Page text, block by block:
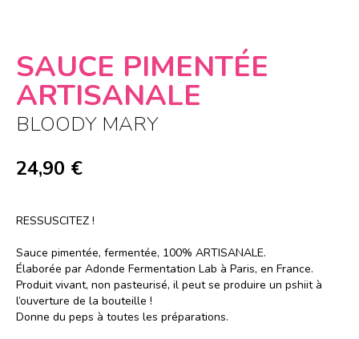
SAUCE PIMENTÉE
ARTISANALE
BLOODY MARY
24,90 €
RESSUSCITEZ !
Sauce pimentée, fermentée, 100% ARTISANALE.
Élaborée par Adonde Fermentation Lab à Paris, en France.
Produit vivant, non pasteurisé, il peut se produire un pshiit à
l’ouverture de la bouteille !
Donne du peps à toutes les préparations.